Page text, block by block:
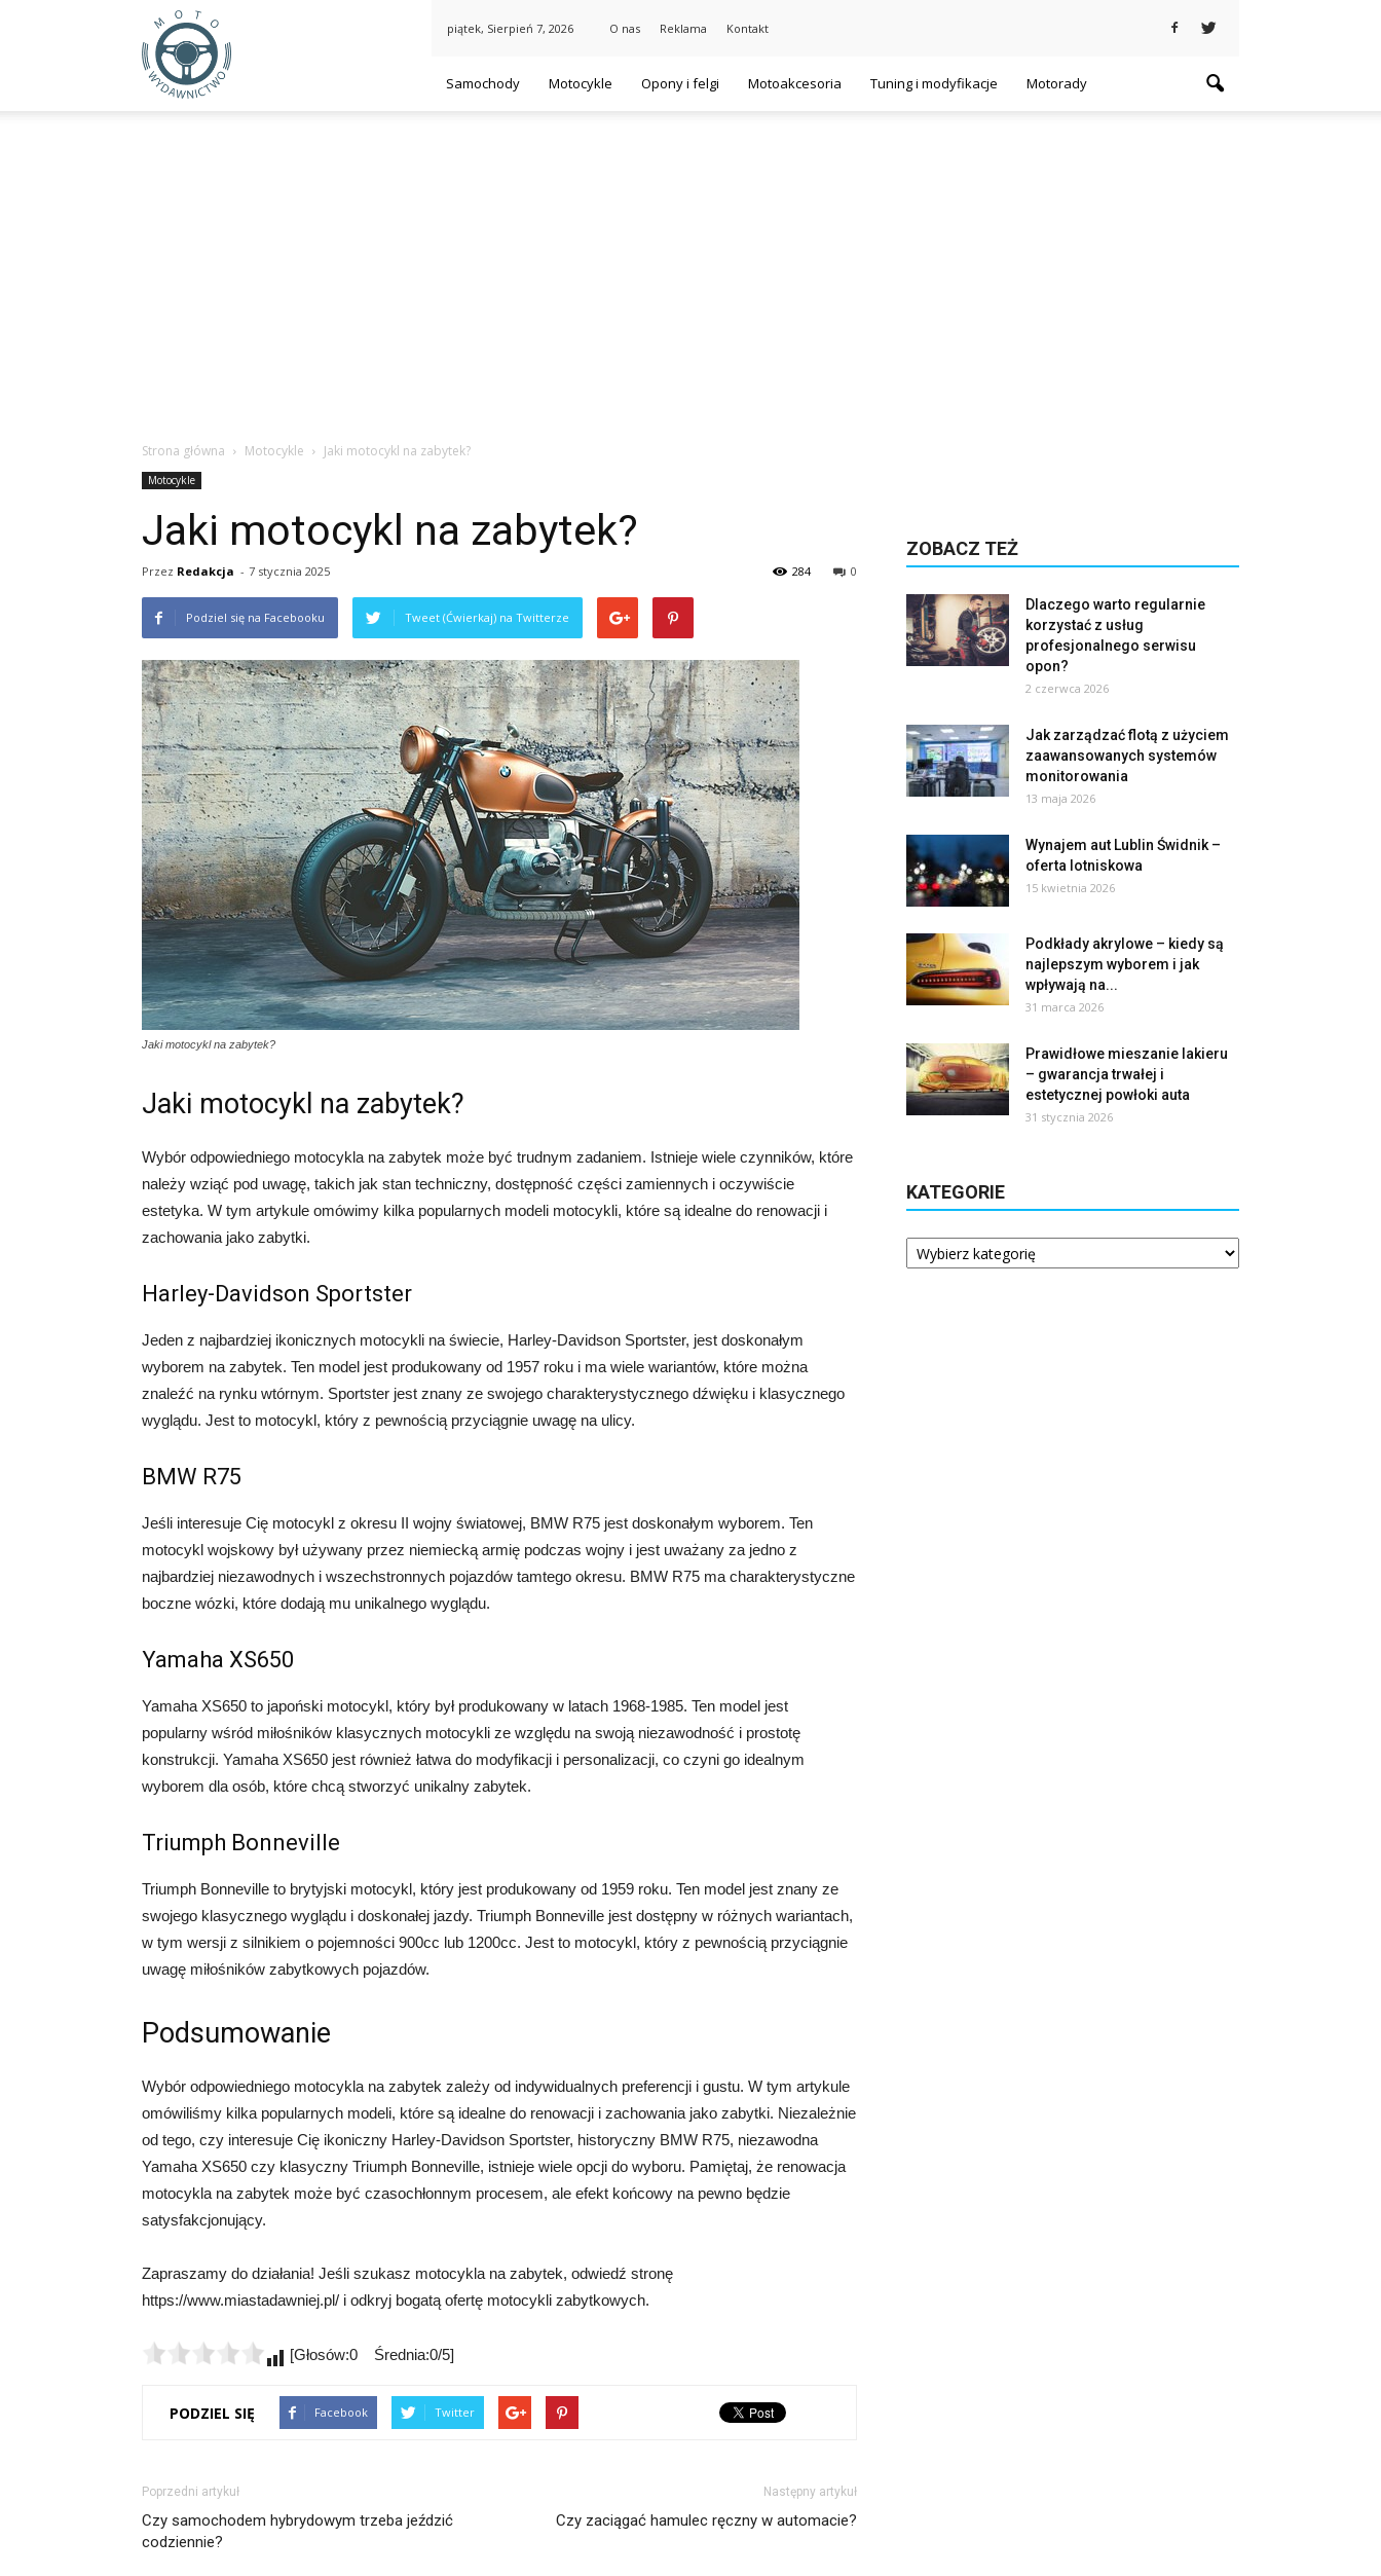
MotoWydawnictwo.pl
piątek, Sierpień 7, 2026 O nas Reklama Kontakt
Samochody Motocykle Opony i felgi Motoakcesoria Tuning i modyfikacje Motorady
Strona główna Motocykle Jaki motocykl na zabytek?
Motocykle
Jaki motocykl na zabytek?
Przez Redakcja - 7 stycznia 2025 0
284
Podziel się na Facebooku Tweet (Ćwierkaj) na Twitterze
Jaki motocykl na zabytek?
Jaki motocykl na zabytek?
Wybór odpowiedniego motocykla na zabytek może być trudnym zadaniem. Istnieje wiele czynników, które
należy wziąć pod uwagę, takich jak stan techniczny, dostępność części zamiennych i oczywiście
estetyka. W tym artykule omówimy kilka popularnych modeli motocykli, które są idealne do renowacji i
zachowania jako zabytki.
Harley-Davidson Sportster
Jeden z najbardziej ikonicznych motocykli na świecie, Harley-Davidson Sportster, jest doskonałym
wyborem na zabytek. Ten model jest produkowany od 1957 roku i ma wiele wariantów, które można
znaleźć na rynku wtórnym. Sportster jest znany ze swojego charakterystycznego dźwięku i klasycznego
wyglądu. Jest to motocykl, który z pewnością przyciągnie uwagę na ulicy.
BMW R75
Jeśli interesuje Cię motocykl z okresu II wojny światowej, BMW R75 jest doskonałym wyborem. Ten
motocykl wojskowy był używany przez niemiecką armię podczas wojny i jest uważany za jedno z
najbardziej niezawodnych i wszechstronnych pojazdów tamtego okresu. BMW R75 ma charakterystyczne
boczne wózki, które dodają mu unikalnego wyglądu.
Yamaha XS650
Yamaha XS650 to japoński motocykl, który był produkowany w latach 1968-1985. Ten model jest
popularny wśród miłośników klasycznych motocykli ze względu na swoją niezawodność i prostotę
konstrukcji. Yamaha XS650 jest również łatwa do modyfikacji i personalizacji, co czyni go idealnym
wyborem dla osób, które chcą stworzyć unikalny zabytek.
Triumph Bonneville
Triumph Bonneville to brytyjski motocykl, który jest produkowany od 1959 roku. Ten model jest znany ze
swojego klasycznego wyglądu i doskonałej jazdy. Triumph Bonneville jest dostępny w różnych wariantach,
w tym wersji z silnikiem o pojemności 900cc lub 1200cc. Jest to motocykl, który z pewnością przyciągnie
uwagę miłośników zabytkowych pojazdów.
Podsumowanie
Wybór odpowiedniego motocykla na zabytek zależy od indywidualnych preferencji i gustu. W tym artykule
omówiliśmy kilka popularnych modeli, które są idealne do renowacji i zachowania jako zabytki. Niezależnie
od tego, czy interesuje Cię ikoniczny Harley-Davidson Sportster, historyczny BMW R75, niezawodna
Yamaha XS650 czy klasyczny Triumph Bonneville, istnieje wiele opcji do wyboru. Pamiętaj, że renowacja
motocykla na zabytek może być czasochłonnym procesem, ale efekt końcowy na pewno będzie
satysfakcjonujący.
Zapraszamy do działania! Jeśli szukasz motocykla na zabytek, odwiedź stronę
https://www.miastadawniej.pl/ i odkryj bogatą ofertę motocykli zabytkowych.
[Głosów:0 Średnia:0/5]
PODZIEL SIĘ Facebook Twitter
Poprzedni artykuł
Czy samochodem hybrydowym trzeba jeździć
codziennie?
Następny artykuł
Czy zaciągać hamulec ręczny w automacie?
ZOBACZ TEŻ
Dlaczego warto regularnie
korzystać z usług
profesjonalnego serwisu
opon?
2 czerwca 2026
Jak zarządzać flotą z użyciem
zaawansowanych systemów
monitorowania
13 maja 2026
Wynajem aut Lublin Świdnik –
oferta lotniskowa
15 kwietnia 2026
Podkłady akrylowe – kiedy są
najlepszym wyborem i jak
wpływają na...
31 marca 2026
Prawidłowe mieszanie lakieru
– gwarancja trwałej i
estetycznej powłoki auta
31 stycznia 2026
KATEGORIE
Kategorie